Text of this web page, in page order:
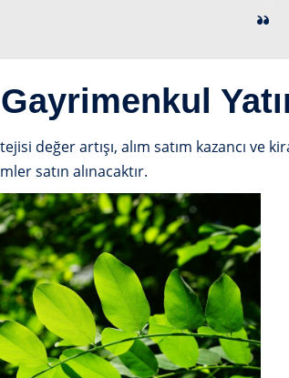
değer artışı, alım satım kazancı
satın alınacaktır.